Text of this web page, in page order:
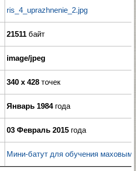
ris_4_uprazhnenie_2.jpg
21511 байт
image/jpeg
340 x 428 точек
Январь 1984года
03 Февраль 2015 года
Мини-батут для обучения маховым